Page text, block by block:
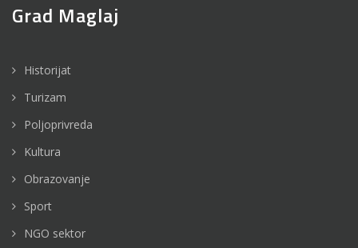
Grad Maglaj
Historijat
Turizam
Poljoprivreda
Kultura
Obrazovanje
Sport
NGO sektor